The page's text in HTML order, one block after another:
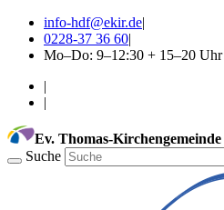
info-hdf@ekir.de|
0228-37 36 60|
Mo–Do: 9–12:30 + 15–20 Uhr
|
|
Ev. Thomas-Kirchengemeinde
Suche